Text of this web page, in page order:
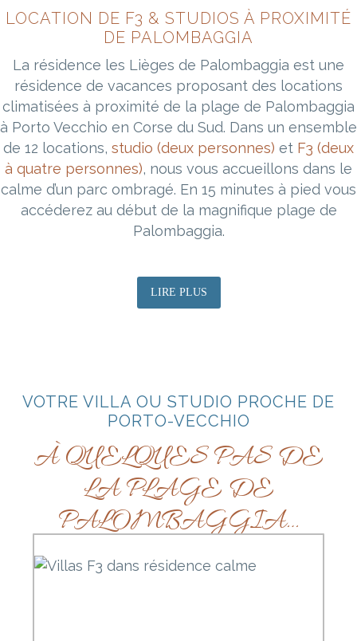
LOCATION DE F3 & STUDIOS À PROXIMITÉ
DE PALOMBAGGIA
La résidence les Lièges de Palombaggia est une
résidence de vacances proposant des locations
climatisées à proximité de la plage de Palombaggia
à Porto Vecchio en Corse du Sud. Dans un ensemble
de 12 locations, studio (deux personnes) et F3 (deux
à quatre personnes), nous vous accueillons dans le
calme d’un parc ombragé. En 15 minutes à pied vous
accéderez au début de la magnifique plage de
Palombaggia.
LIRE PLUS
VOTRE VILLA OU STUDIO PROCHE DE
PORTO-VECCHIO
À QUELQUES PAS DE
LA PLAGE DE
PALOMBAGGIA…